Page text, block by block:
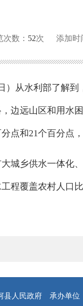
次数： 52次 添加时
）从水利部了解
边远山区和用水
点和21个百分点
城乡供水一体化
程覆盖农村人口比
县人民政府 承办单位